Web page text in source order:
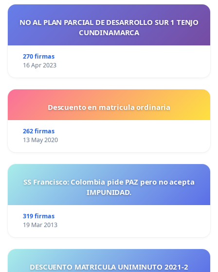
NO AL PLAN PARCIAL DE DESARROLLO SUR 1 TENJO
CUNDINAMARCA
270 firmas
16 Apr 2023
Descuento en matricula ordinaria
262 firmas
13 May 2020
SS Francisco: Colombia pide PAZ pero no acepta
IMPUNIDAD.
319 firmas
19 Mar 2013
DESCUENTO MATRICULA UNIMINUTO 2021-2